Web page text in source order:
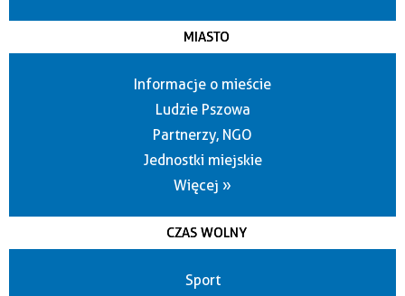
MIASTO
Informacje o mieście
Ludzie Pszowa
Partnerzy, NGO
Jednostki miejskie
Więcej »
CZAS WOLNY
Sport